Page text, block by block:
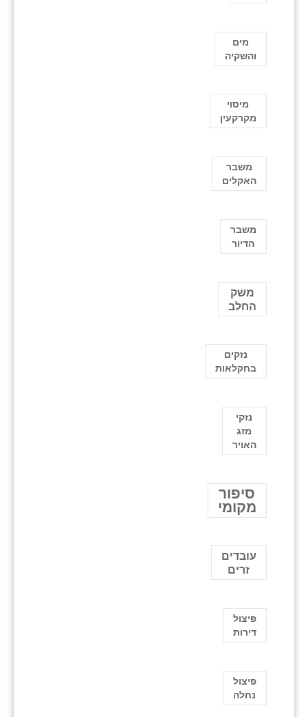
מים
והשקיה
מיסוי
מקרקעין
משבר
האקלים
משבר
הדיור
משק
החלב
נזקים
בחקלאות
נזקי
מזג
האויר
סיפור
מקומי
עובדים
זרים
פיצול
דירות
פיצול
נחלה